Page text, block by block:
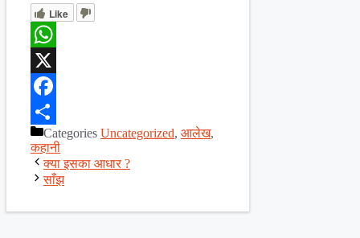
Like
WhatsApp
X
Facebook
ShareCategories Uncategorized, आलेख,
कहानी
क्या इसका आधार ?
साँझ